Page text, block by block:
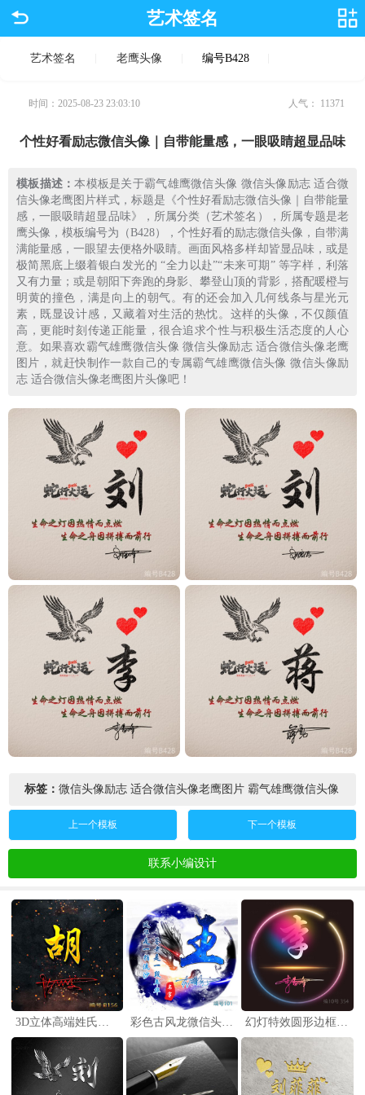
艺术签名
艺术签名 老鹰头像 编号B428
时间：2025-08-23 23:03:10 人气： 11371
个性好看励志微信头像｜自带能量感，一眼吸睛超显品味
模板描述：本模板是关于霸气雄鹰微信头像 微信头像励志 适合微
信头像老鹰图片样式，标题是《个性好看励志微信头像｜自带能量
感，一眼吸睛超显品味》，所属分类（艺术签名），所属专题是老
鹰头像，模板编号为（B428），个性好看的励志微信头像，自带满
满能量感，一眼望去便格外吸睛。画面风格多样却皆显品味，或是
极简黑底上缀着银白发光的 “全力以赴”“未来可期” 等字样，利落
又有力量；或是朝阳下奔跑的身影、攀登山顶的背影，搭配暖橙与
明黄的撞色，满是向上的朝气。有的还会加入几何线条与星光元
素，既显设计感，又藏着对生活的热忱。这样的头像，不仅颜值
高，更能时刻传递正能量，很合追求个性与积极生活态度的人心
意。如果喜欢霸气雄鹰微信头像 微信头像励志 适合微信头像老鹰
图片，就赶快制作一款自己的专属霸气雄鹰微信头像 微信头像励
志 适合微信头像老鹰图片头像吧！
标签： 微信头像励志 适合微信头像老鹰图片 霸气雄鹰微信头像
上一个模板 下一个模板
联系小编设计
3D立体高端姓氏头像，一姓一名，专属签名，尽显尊贵身份！ 彩色古风龙微信头像制作素材样式，名字正规的和艺术的 幻灯特效圆形边框姓氏加名字艺术签名头像图片